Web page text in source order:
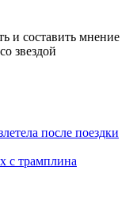
и составить мнение
звездой
после поездки
с трамплина